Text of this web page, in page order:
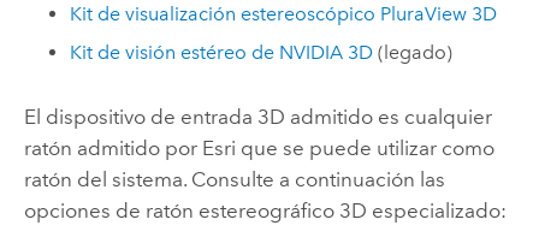
Kit de visualización estereoscópico PluraView 3D
Kit de visión estéreo de NVIDIA 3D (legado)
El dispositivo de entrada 3D admitido es cualquier
ratón admitido por Esri que se puede utilizar como
ratón del sistema. Consulte a continuación las
opciones de ratón estereográfico 3D especializado: